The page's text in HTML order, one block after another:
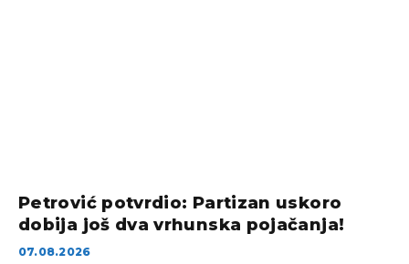
Petrović potvrdio: Partizan uskoro
dobija još dva vrhunska pojačanja!
07.08.2026